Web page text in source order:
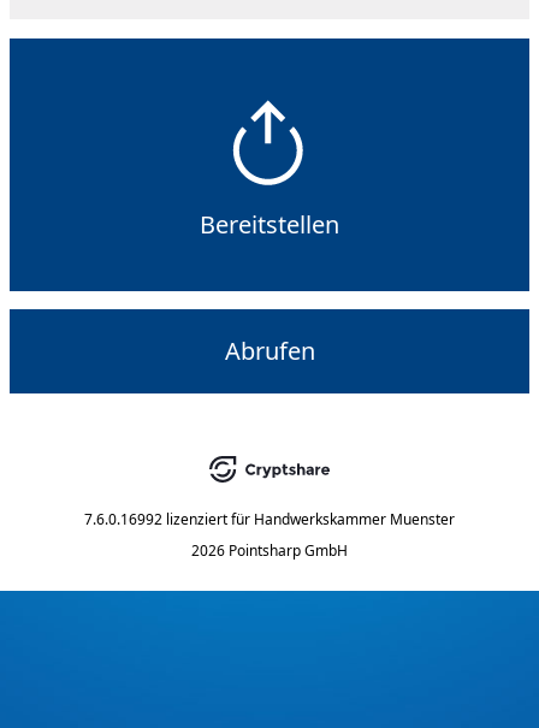
Bereitstellen
Abrufen
7.6.0.16992 lizenziert für Handwerkskammer Muenster
2026 Pointsharp GmbH